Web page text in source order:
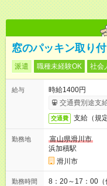
窓のパッキン取り
派遣 職種未経験OK 社会
給与
時給1400円
交通費別途支
交通費 支給（規
勤務地
富山県滑川市
浜加積駅
滑川市
勤務時間
8：20～17：00（